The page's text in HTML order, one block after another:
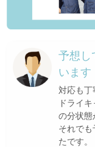
予想し
います
対応も丁
ドライ
の分状態
それでも
たです。